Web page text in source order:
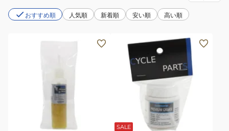
おすすめ順 人気順 新着順 安い順 高い順
SALE